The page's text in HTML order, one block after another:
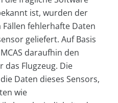
ist, wurden der
Fällen fehlerhafte Daten
geliefert. Auf Basis
daraufhin den
Flugzeug. Die
Daten dieses Sensors,
wie